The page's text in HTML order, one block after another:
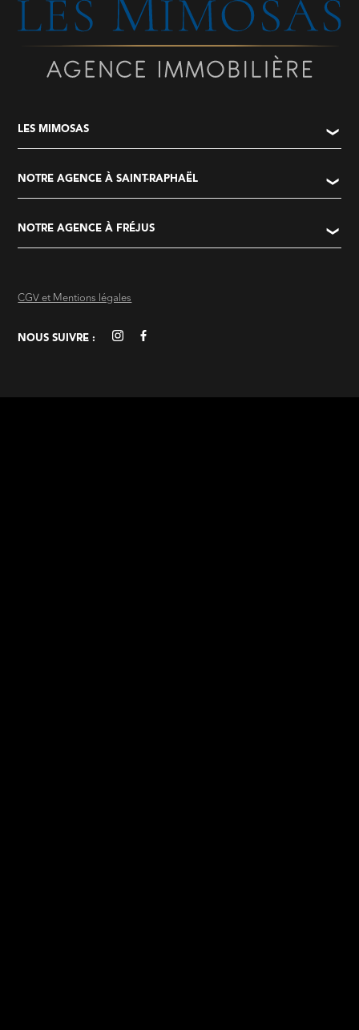
LES MIMOSAS
NOTRE AGENCE À SAINT-RAPHAËL
NOTRE AGENCE À FRÉJUS
CGV et Mentions légales
NOUS SUIVRE :